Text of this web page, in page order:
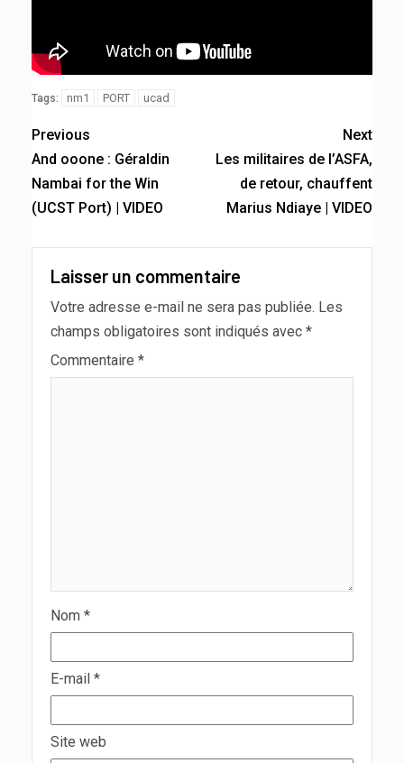
Tags: nm1 PORT ucad
Previous
And ooone : Géraldin
Nambai for the Win
(UCST Port) | VIDEO
Next
Les militaires de l’ASFA,
de retour, chauffent
Marius Ndiaye | VIDEO
Laisser un commentaire
Votre adresse e-mail ne sera pas publiée. Les
champs obligatoires sont indiqués avec *
Commentaire *
Nom *
E-mail *
Site web